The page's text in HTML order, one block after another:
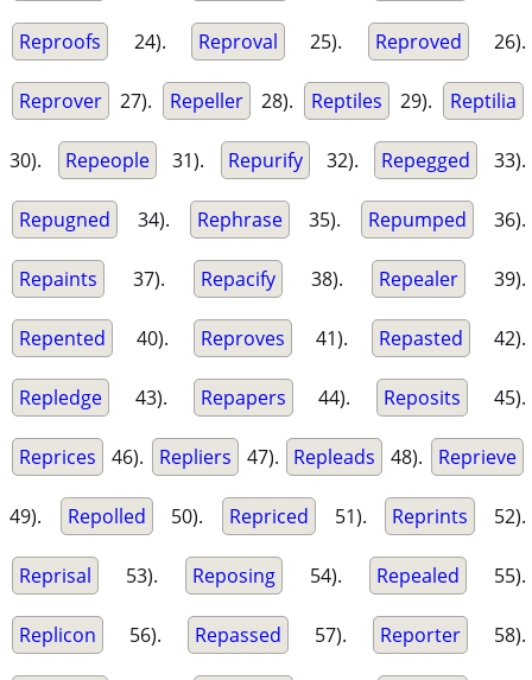
Reproofs 24). Reproval 25). Reproved 26).
Reprover 27). Repeller 28). Reptiles 29). Reptilia
30). Repeople 31). Repurify 32). Repegged 33).
Repugned 34). Rephrase 35). Repumped 36).
Repaints 37). Repacify 38). Repealer 39).
Repented 40). Reproves 41). Repasted 42).
Repledge 43). Repapers 44). Reposits 45).
Reprices 46). Repliers 47). Repleads 48). Reprieve
49). Repolled 50). Repriced 51). Reprints 52).
Reprisal 53). Reposing 54). Repealed 55).
Replicon 56). Repassed 57). Reporter 58).